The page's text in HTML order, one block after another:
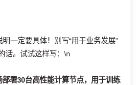
明一定要具体！别写“用于业务发展”
话。试试这样写：\n
部署30台高性能计算节点，用于训练